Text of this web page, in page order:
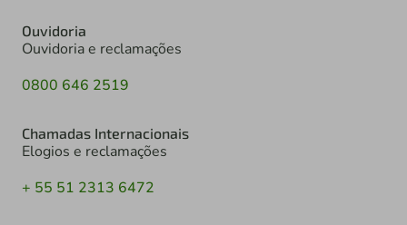
Ouvidoria
Ouvidoria e reclamações
0800 646 2519
Chamadas Internacionais
Elogios e reclamações
+ 55 51 2313 6472